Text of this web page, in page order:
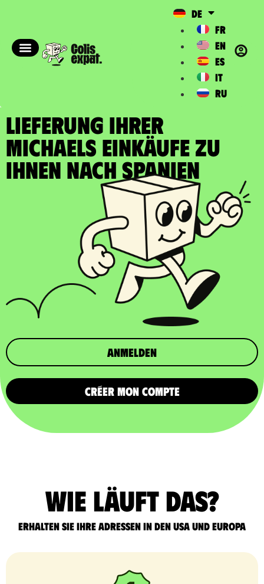
DE
FR
EN
ES
IT
RU
LIEFERUNG IHRER
MICHAELS EINKÄUFE zu
Ihnen nach Spanien
Anmelden
CRÉER MON COMPTE
Wie läuft das?
Erhalten Sie Ihre Adressen in den USA und Europa